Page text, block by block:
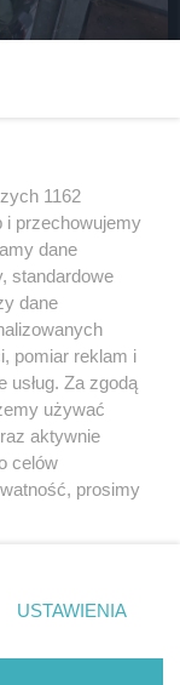
Zobacz,
z 26
z portali
sięz nami
1162
i przechowujemy
dane
standardowe
dane
pomiar reklam i
usług. Za zgodą
używać
aktywnie
celów
prosimy
rogu strony
nie wymagają
się
USTAWIENIA